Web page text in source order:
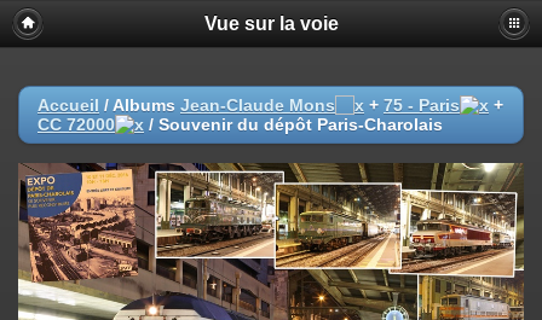
Vue sur la voie
Accueil / Albums Jean-Claude Mons + 75 - Paris
+
CC 72000
/ Souvenir du dépôt Paris-Charolais